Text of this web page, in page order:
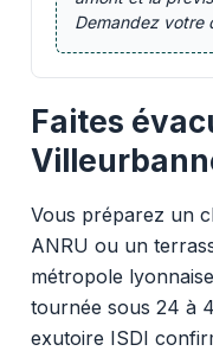
Demandez votre
Faites
Vous préparez un
ANRU ou un
métropole
tournée sous 24 à
exutoire ISDI